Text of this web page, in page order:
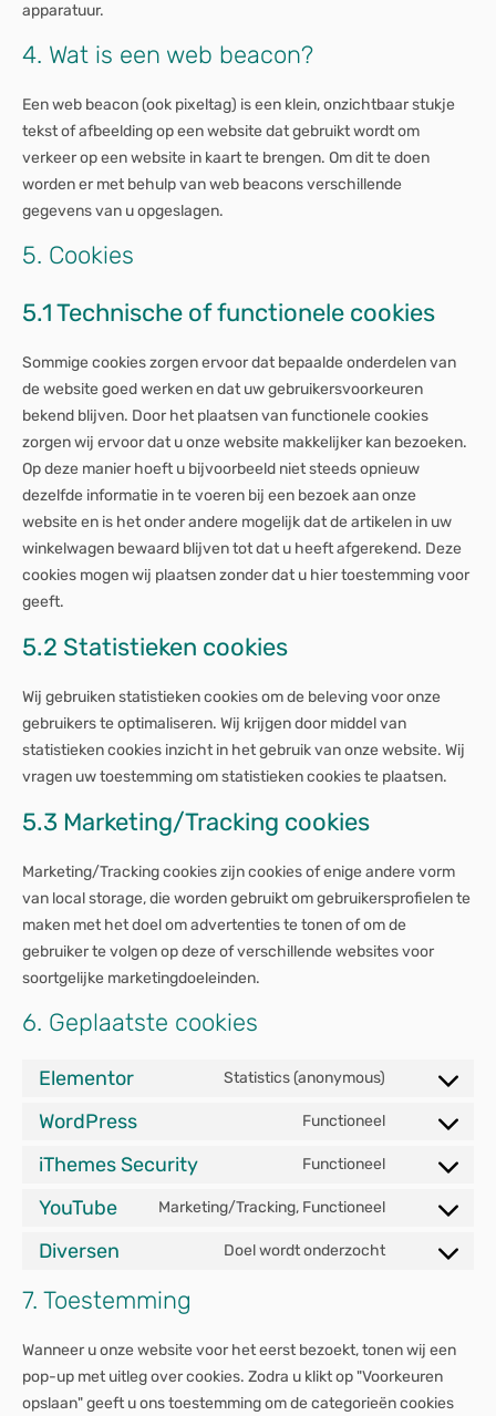
apparatuur.
4. Wat is een web beacon?
Een web beacon (ook pixeltag) is een klein, onzichtbaar stukje
tekst of afbeelding op een website dat gebruikt wordt om
verkeer op een website in kaart te brengen. Om dit te doen
worden er met behulp van web beacons verschillende
gegevens van u opgeslagen.
5. Cookies
5.1 Technische of functionele cookies
Sommige cookies zorgen ervoor dat bepaalde onderdelen van
de website goed werken en dat uw gebruikersvoorkeuren
bekend blijven. Door het plaatsen van functionele cookies
zorgen wij ervoor dat u onze website makkelijker kan bezoeken.
Op deze manier hoeft u bijvoorbeeld niet steeds opnieuw
dezelfde informatie in te voeren bij een bezoek aan onze
website en is het onder andere mogelijk dat de artikelen in uw
winkelwagen bewaard blijven tot dat u heeft afgerekend. Deze
cookies mogen wij plaatsen zonder dat u hier toestemming voor
geeft.
5.2 Statistieken cookies
Wij gebruiken statistieken cookies om de beleving voor onze
gebruikers te optimaliseren. Wij krijgen door middel van
statistieken cookies inzicht in het gebruik van onze website. Wij
vragen uw toestemming om statistieken cookies te plaatsen.
5.3 Marketing/Tracking cookies
Marketing/Tracking cookies zijn cookies of enige andere vorm
van local storage, die worden gebruikt om gebruikersprofielen te
maken met het doel om advertenties te tonen of om de
gebruiker te volgen op deze of verschillende websites voor
soortgelijke marketingdoeleinden.
6. Geplaatste cookies
Elementor Statistics (anonymous)
WordPress Functioneel
iThemes Security Functioneel
YouTube Marketing/Tracking, Functioneel
Diversen Doel wordt onderzocht
7. Toestemming
Wanneer u onze website voor het eerst bezoekt, tonen wij een
pop-up met uitleg over cookies. Zodra u klikt op "Voorkeuren
opslaan" geeft u ons toestemming om de categorieën cookies